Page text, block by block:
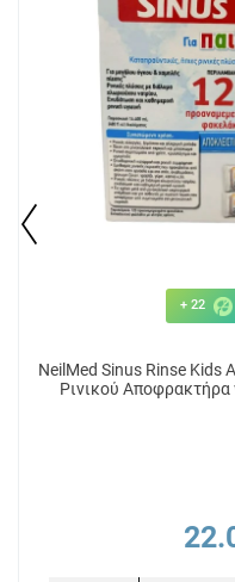
+ 22
NeilMed Sinus Rinse Kids
Ρινικού Αποφρακτήρα